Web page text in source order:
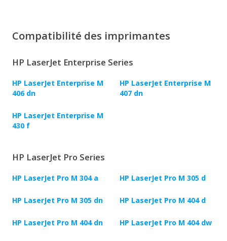
Compatibilité des imprimantes
HP LaserJet Enterprise Series
HP LaserJet Enterprise M
406 dn
HP LaserJet Enterprise M
407 dn
HP LaserJet Enterprise M
430 f
HP LaserJet Pro Series
HP LaserJet Pro M 304 a HP LaserJet Pro M 305 d
HP LaserJet Pro M 305 dn HP LaserJet Pro M 404 d
HP LaserJet Pro M 404 dn HP LaserJet Pro M 404 dw